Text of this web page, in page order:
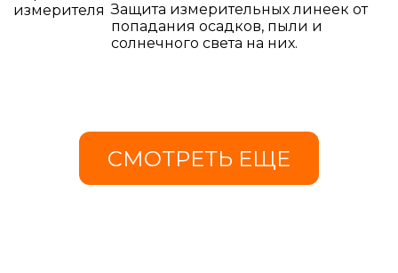
Защита измерительных линеек от
попадания осадков, пыли и
солнечного света на них.
СМОТРЕТЬ ЕЩЕ